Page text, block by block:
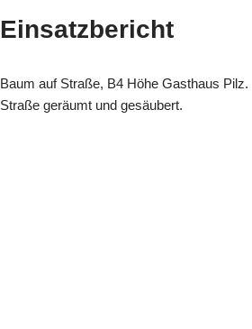
Einsatzbericht
Baum auf Straße, B4 Höhe Gasthaus Pilz.
Straße geräumt und gesäubert.